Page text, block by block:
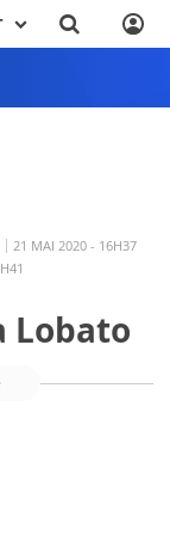
21 MAI 2020 - 16H37
Lobato